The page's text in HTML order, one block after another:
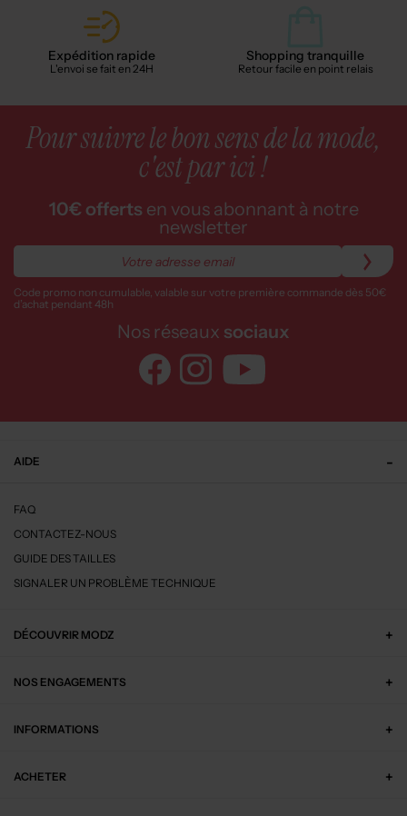
Expédition rapide
L'envoi se fait en 24H
Shopping tranquille
Retour facile en point relais
Pour suivre le bon sens de la mode,
c'est par ici !
10€ offerts en vous abonnant à notre
newsletter
Code promo non cumulable, valable sur votre première commande dès 50€
d’achat pendant 48h
Nos réseaux sociaux
AIDE
FAQ
CONTACTEZ-NOUS
GUIDE DES TAILLES
SIGNALER UN PROBLÈME TECHNIQUE
DÉCOUVRIR MODZ
NOS ENGAGEMENTS
INFORMATIONS
ACHETER